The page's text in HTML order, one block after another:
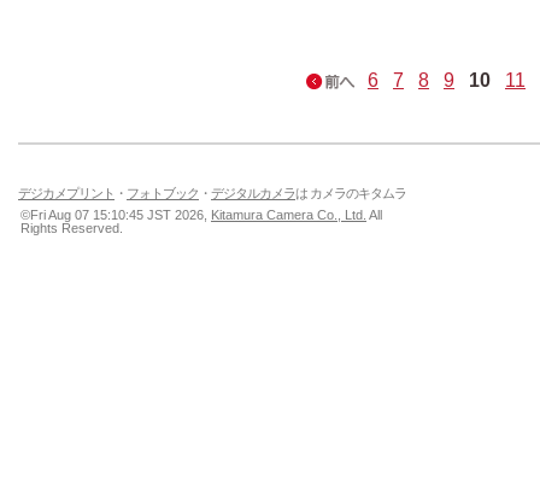
6 7 8 9 10 11
デジカメプリント ・ フォトブック ・ デジタルカメラは カメラのキタムラ
©Fri Aug 07 15:10:45 JST 2026, Kitamura Camera Co., Ltd. All
Rights Reserved.